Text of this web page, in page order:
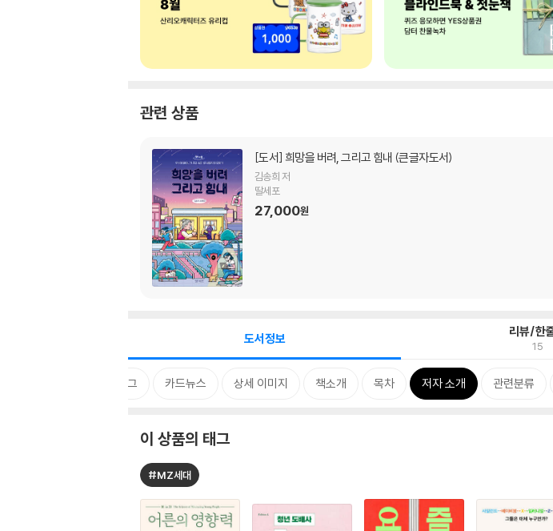
관련 상품
[도서] 희망을 버려, 그리고 힘내 (큰글자도서)
김송희 저
딸세포
27,000원
도서정보 리뷰/한
15
태그 카드뉴스 상세 이미지 책소개 목차 저자 소개 관련분류
이 상품의 태그
#MZ세대